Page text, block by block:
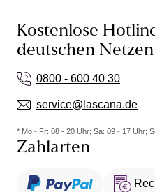
Kostenlose
deutschen Netzen
0800 - 600 40 30
service@lascana.de
* Mo - Fr: 08 - 20 Uhr; Sa: 09 - 17 Uhr;
Zahlarten